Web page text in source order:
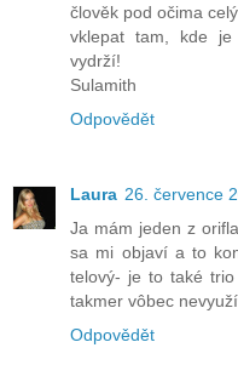
člověk pod očima
vklepat tam, kde
vydrží!
Sulamith
Odpovědět
Laura 26. července
Ja mám jeden z
sa mi objaví a to
telový- je to také
takmer vôbec
Odpovědět